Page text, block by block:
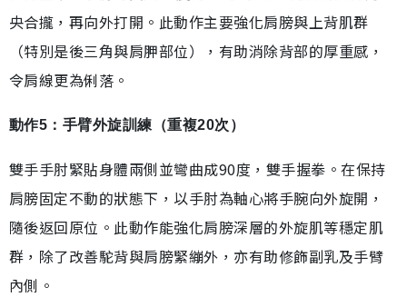
央合攏，再向外打開。此動作主要強化肩膀與上背肌群
（特別是後三角與肩胛部位），有助消除背部的厚重感，
令肩線更為俐落。
動作5：手臂外旋訓練（重複20次）
雙手手肘緊貼身體兩側並彎曲成90度，雙手握拳。在保持
肩膀固定不動的狀態下，以手肘為軸心將手腕向外旋開，
隨後返回原位。此動作能強化肩膀深層的外旋肌等穩定肌
群，除了改善駝背與肩膀緊繃外，亦有助修飾副乳及手臂
內側。